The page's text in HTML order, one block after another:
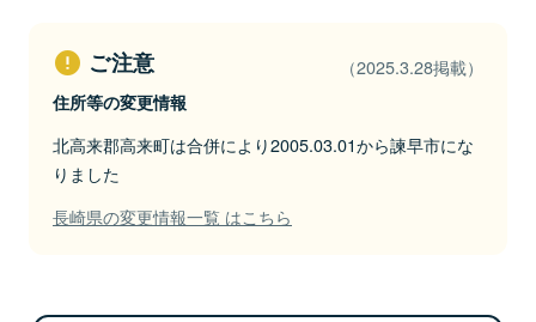
ご注意 （2025.3.28掲載）
住所等の変更情報
北高来郡高来町は合併により2005.03.01から諫早市にな
りました
長崎県の変更情報一覧 はこちら